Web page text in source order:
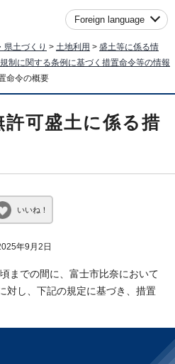
Foreign language
県土づくり > 土地利用 > 盛土等に係る情
制に関する条例に基づく措置命令等の情報
命令の概要
可盛土に係る措
いいね！
年9月2日
までの間に、富士市比奈において
対し、下記の規定に基づき、措置